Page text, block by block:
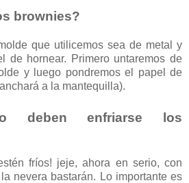
brownies?
que utilicemos sea de metal y
de hornear. Primero untaremos de
y luego pondremos el papel de
a la mantequilla).
deben enfriarse los
fríos! jeje, ahora en serio, con
nevera bastarán. Lo importante es